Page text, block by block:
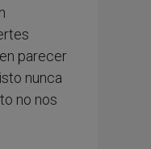
parecer
nunca
no nos